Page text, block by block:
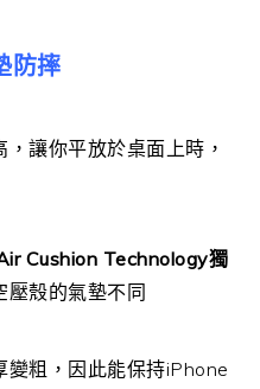
防摔
讓你平放於桌面上時，
Cushion Technology獨
壓殼的氣墊不同
變粗，因此能保持iPhone